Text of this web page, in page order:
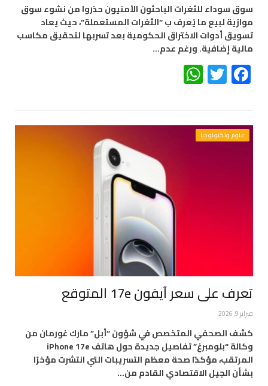
سوق سوداء للثغرات الباحثون الأمنيون حذروا من نشوء سوق
موازية لبيع ما يُعرف ب “الثغرات المستعملة”، حيث يعاد
تسويق أدوات الاختراق الحكومية بعد تسربها لتحقيق مكاسب
مالية إضافية. ورغم عدم…
Facebook
Twitter
علوم وتكنولوجيا
تعرف على سعر آيفون 17e المتوقع
فبراير 9, 2026
كشف الصحفي المتخصص في شؤون “أبل” مارك غورمان من
وكالة “بلومبرغ” تفاصيل جديدة حول هاتف iPhone 17e
المرتقب، مؤكدًا صحة معظم التسريبات التي انتشرت مؤخرًا
بشأن الجيل الاقتصادي القادم من…